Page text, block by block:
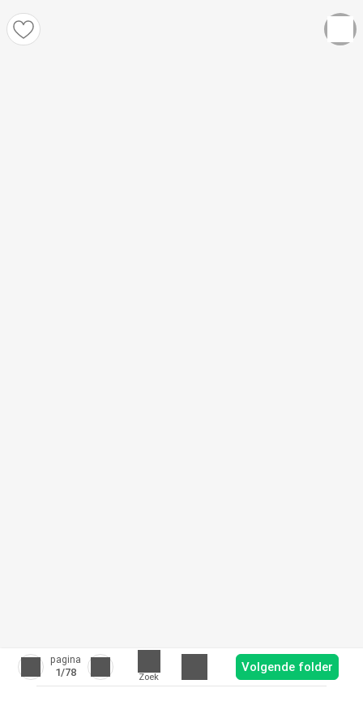
pagina
1/78 Zoek
Volgende folder